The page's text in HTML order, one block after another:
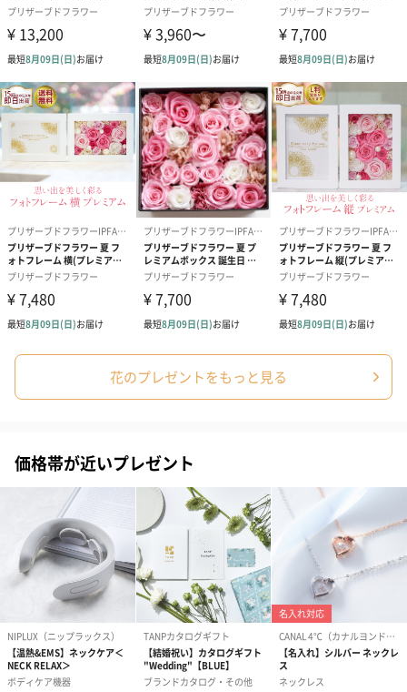
花のプレゼントをもっと見る
価格帯が近いプレゼント